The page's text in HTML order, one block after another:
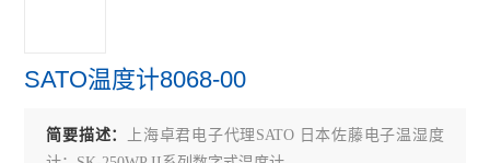
SK新泻
ELSEN爱森
SATO温度计8068-00
简要描述：
上海卓君电子代理SATO 日本佐藤电子温湿度